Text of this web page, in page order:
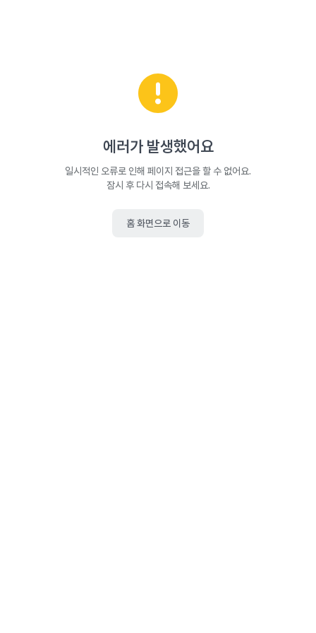
에러가 발생했어요
일시적인 오류로 인해 페이지 접근을 할 수 없어요.
잠시 후 다시 접속해 보세요.
홈 화면으로 이동